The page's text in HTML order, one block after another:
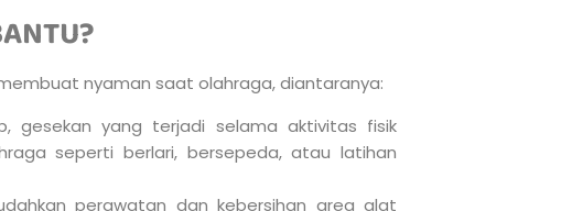
nyaman saat olahraga, diantaranya:
gesekan yang terjadi selama aktivitas fisik
seperti berlari, bersepeda, atau latihan
perawatan dan kebersihan area alat